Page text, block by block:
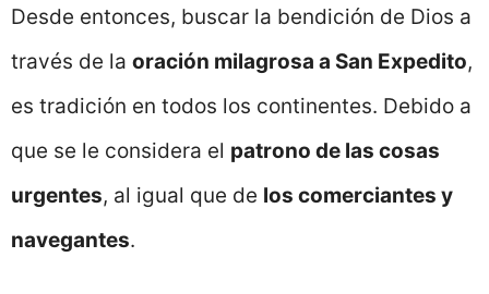
Desde entonces, buscar la bendición de Dios a
través de la oración milagrosa a San Expedito,
es tradición en todos los continentes. Debido a
que se le considera el patrono de las cosas
urgentes, al igual que de los comerciantes y
navegantes.